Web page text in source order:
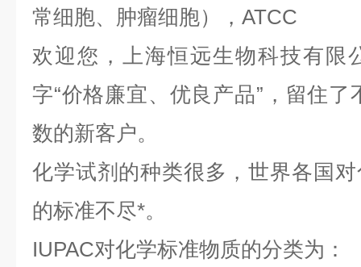
常细胞、肿瘤细胞），ATCC
欢迎您，上海恒远生物科技有限
字“价格廉宜、优良产品”，留住
数的新客户。
化学试剂的种类很多，世界各国
的标准不尽*。
IUPAC对化学标准物质的分类为：